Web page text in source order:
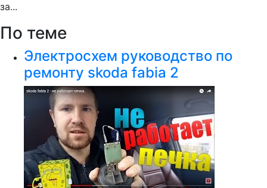
за...
По теме
Электросхем руководство по
ремонту skoda fabia 2